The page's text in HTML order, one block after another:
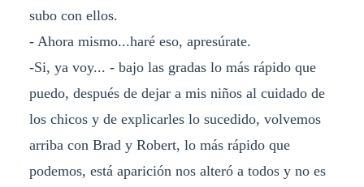
subo con ellos.
- Ahora mismo...haré eso, apresúrate.
-Si, ya voy... - bajo las gradas lo más rápido que
puedo, después de dejar a mis niños al cuidado de
los chicos y de explicarles lo sucedido, volvemos
arriba con Brad y Robert, lo más rápido que
podemos, está aparición nos alteró a todos y no es